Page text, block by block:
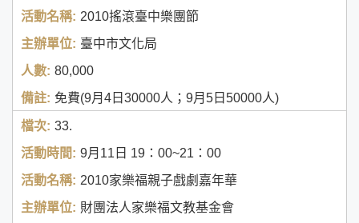
2010搖滾臺中樂團節
臺中市文化局
80,000
免費(9月4日30000人；9月5日50000人)
33.
9月11日 19：00~21：00
2010家樂福親子戲劇嘉年華
財團法人家樂福文教基金會